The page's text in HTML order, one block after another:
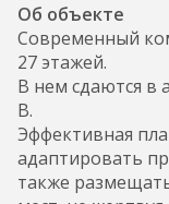
Об объекте
Современный
27 этажей.
В нем сдаются в
B.
Эффективная
адаптировать
также